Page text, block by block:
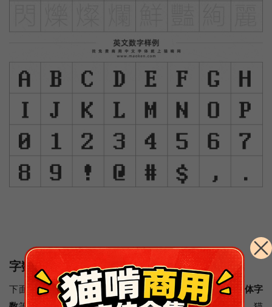
字数统计
下面这个图统计了这款字体里面包含多少个简体字数和
繁体字